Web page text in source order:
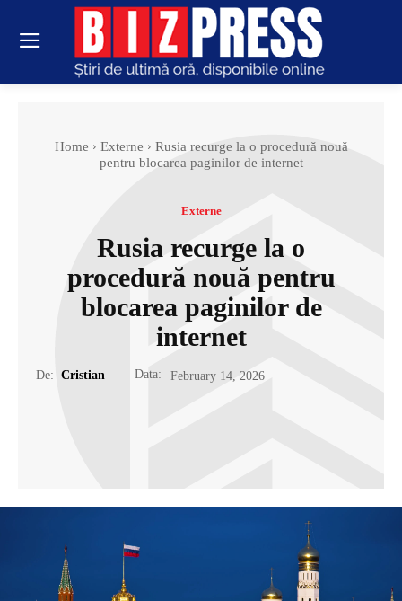
Home Externe
Rusia recurge la o procedură nouă
pentru blocarea paginilor de internet
Externe
Rusia recurge la o
procedură nouă pentru
blocarea paginilor de
internet
De: Cristian Data: February 14, 2026